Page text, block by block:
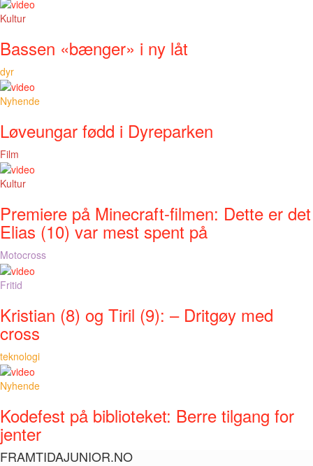
Kultur
Bassen «bænger» i ny låt
dyr
Nyhende
Løveungar fødd i Dyreparken
Film
Kultur
Premiere på Minecraft-filmen: Dette er det
Elias (10) var mest spent på
Motocross
Fritid
Kristian (8) og Tiril (9): – Dritgøy med
cross
teknologi
Nyhende
Kodefest på biblioteket: Berre tilgang for
jenter
FRAMTIDAJUNIOR.NO